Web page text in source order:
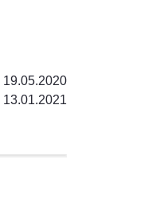
19.05.2020
13.01.2021